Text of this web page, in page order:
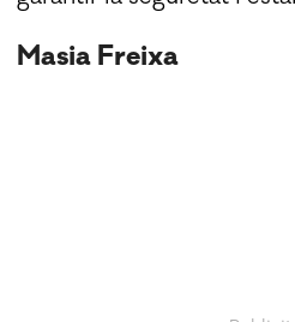
Masia Freixa